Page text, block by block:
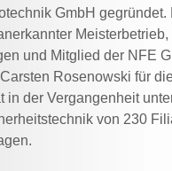
GmbH gegründet.
Meisterbetrieb,
und Mitglied der NFE
Rosenowski für
in der Vergangenheit
von 230